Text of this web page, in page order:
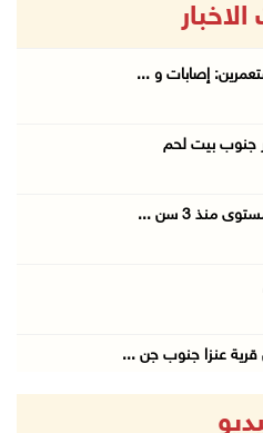
إصابات و ...
جنوب بيت لحم
منذ 3 سن ...
قرية عنزا جنوب جن ...
جنوب غرب جنين